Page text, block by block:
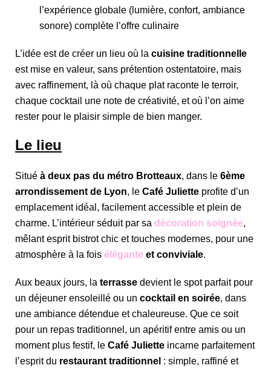
l’expérience globale (lumière, confort, ambiance
sonore) complète l’offre culinaire
L’idée est de créer un lieu où la cuisine traditionnelle
est mise en valeur, sans prétention ostentatoire, mais
avec raffinement, là où chaque plat raconte le terroir,
chaque cocktail une note de créativité, et où l’on aime
rester pour le plaisir simple de bien manger.
Le lieu
Situé à deux pas du métro Brotteaux, dans le 6ème
arrondissement de Lyon, le Café Juliette profite d’un
emplacement idéal, facilement accessible et plein de
charme. L’intérieur séduit par sa décoration soignée,
mêlant esprit bistrot chic et touches modernes, pour une
atmosphère à la fois élégante et conviviale.
Aux beaux jours, la terrasse devient le spot parfait pour
un déjeuner ensoleillé ou un cocktail en soirée, dans
une ambiance détendue et chaleureuse. Que ce soit
pour un repas traditionnel, un apéritif entre amis ou un
moment plus festif, le Café Juliette incarne parfaitement
l’esprit du restaurant traditionnel : simple, raffiné et